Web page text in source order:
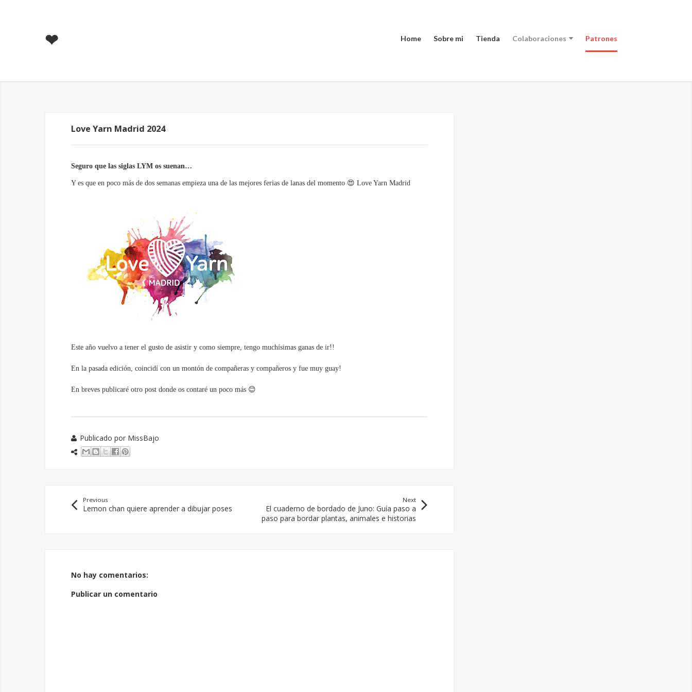
❤ Home Sobre mi Tienda Colaboraciones Patrones
Love Yarn Madrid 2024
Seguro que las siglas LYM os suenan…
Y es que en poco más de dos semanas empieza una de las mejores ferias de lanas del momento 😍 Love Yarn Madrid
Este año vuelvo a tener el gusto de asistir y como siempre, tengo muchísimas ganas de ir!!
En la pasada edición, coincidí con un montón de compañeras y compañeros y fue muy guay!
En breves publicaré otro post donde os contaré un poco más 😊
Publicado por MissBajo
Previous
Lemon chan quiere aprender a dibujar poses
Next
El cuaderno de bordado de Juno: Guía paso a
paso para bordar plantas, animales e historias
No hay comentarios:
Publicar un comentario